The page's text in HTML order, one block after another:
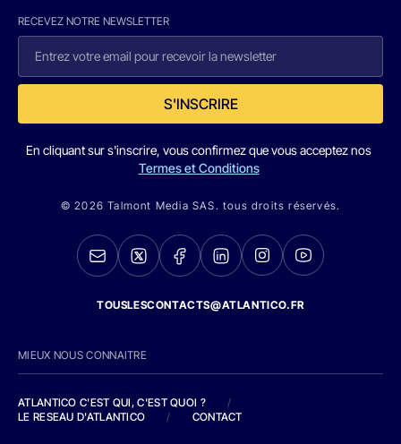
RECEVEZ NOTRE NEWSLETTER
S'INSCRIRE
En cliquant sur s'inscrire, vous confirmez que vous acceptez nos
Termes et Conditions
© 2026 Talmont Media SAS. tous droits réservés.
TOUSLESCONTACTS@ATLANTICO.FR
MIEUX NOUS CONNAITRE
ATLANTICO C'EST QUI, C'EST QUOI ?
/
LE RESEAU D'ATLANTICO
/ CONTACT